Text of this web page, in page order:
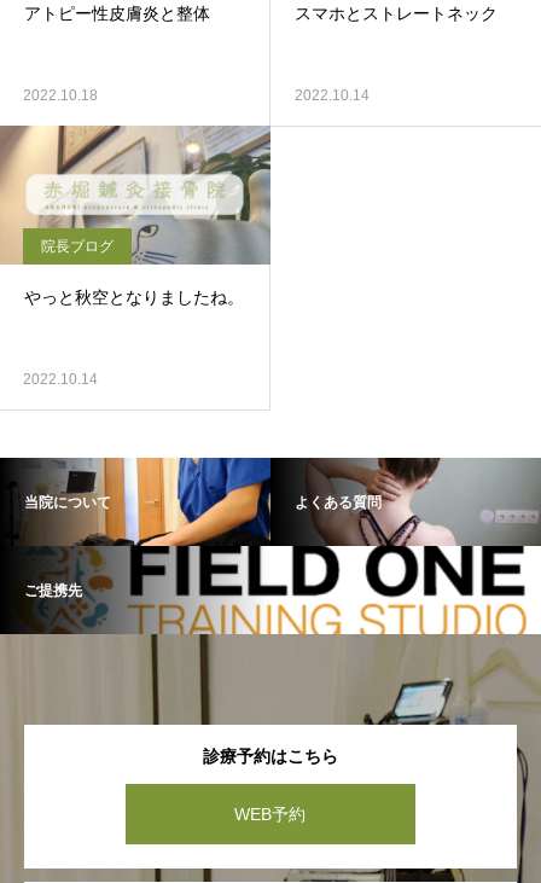
アトピー性皮膚炎と整体
2022.10.18
スマホとストレートネック
2022.10.14
院長ブログ
やっと秋空となりましたね。
2022.10.14
当院について よくある質問
ご提携先
診療予約はこちら
WEB予約